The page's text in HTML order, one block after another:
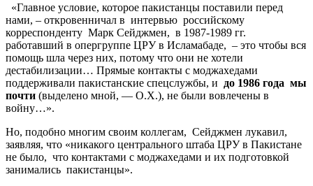
«Главное условие, которое пакистанцы поставили перед
нами, – откровенничал в интервью российскому
корреспонденту Марк Сейджмен, в 1987-1989 гг.
работавший в опергруппе ЦРУ в Исламабаде, – это чтобы вся
помощь шла через них, потому что они не хотели
дестабилизации… Прямые контакты с моджахедами
поддерживали пакистанские спецслужбы, и до 1986 года мы
почти (выделено мной, — О.Х.), не были вовлечены в
войну…».
Но, подобно многим своим коллегам, Сейджмен лукавил,
заявляя, что «никакого центрального штаба ЦРУ в Пакистане
не было, что контактами с моджахедами и их подготовкой
занимались пакистанцы».